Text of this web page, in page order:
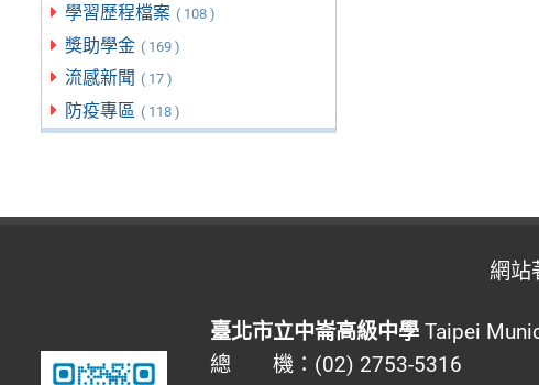
學習歷程檔案 ( 108 )
獎助學金 ( 169 )
流感新聞 ( 17 )
防疫專區 ( 118 )
網站
臺北市立中崙高級中學Taipei
總 機：(02) 2753-5316